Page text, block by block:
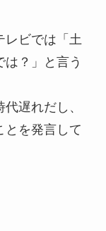
レビでは「土
？」と言う
遅れだし、
とを発言して